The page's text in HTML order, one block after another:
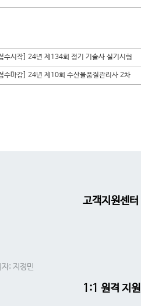
수시작] 24년 제134회 정기 기술사 실기시험
수마감] 24년 제10회 수산물품질관리사 2차
: 지정민
고객지원센터
1:1 원격 지원